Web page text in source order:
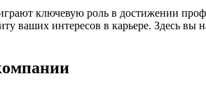
ключевую роль в достижении
ваших интересов в карьере. Здесь